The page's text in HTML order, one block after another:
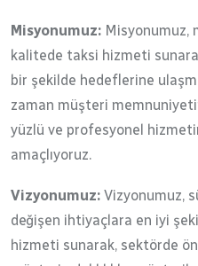
Misyonumuz: Misyonumuz,
kalitede taksi hizmeti
bir şekilde hedeflerine
zaman müşteri
yüzlü ve profesyonel
amaçlıyoruz.
Vizyonumuz: Vizyonumuz,
değişen ihtiyaçlara en iyi
hizmeti sunarak, sektörde